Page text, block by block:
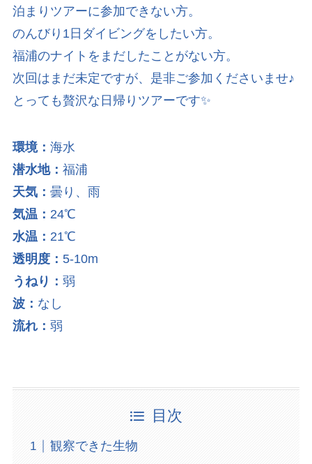
泊まりツアーに参加できない方。
のんびり1日ダイビングをしたい方。
福浦のナイトをまだしたことがない方。
次回はまだ未定ですが、是非ご参加くださいませ♪
とっても贅沢な日帰りツアーです✨
環境： 海水
潜水地： 福浦
天気： 曇り、雨
気温： 24℃
水温： 21℃
透明度： 5-10m
うねり： 弱
波： なし
流れ： 弱
目次
観察できた生物